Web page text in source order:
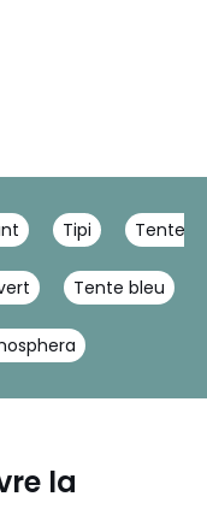
Tipi Tente
Tente bleu
la